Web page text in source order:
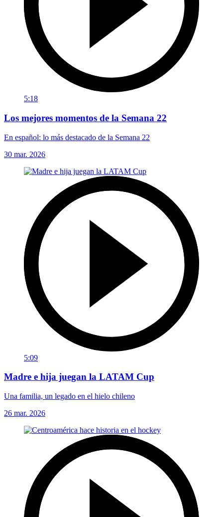
5:18
Los mejores momentos de la Semana 22
En español: lo más destacado de la Semana 22
30 mar. 2026
5:09
Madre e hija juegan la LATAM Cup
Una familia, un legado en el hielo chileno
26 mar. 2026